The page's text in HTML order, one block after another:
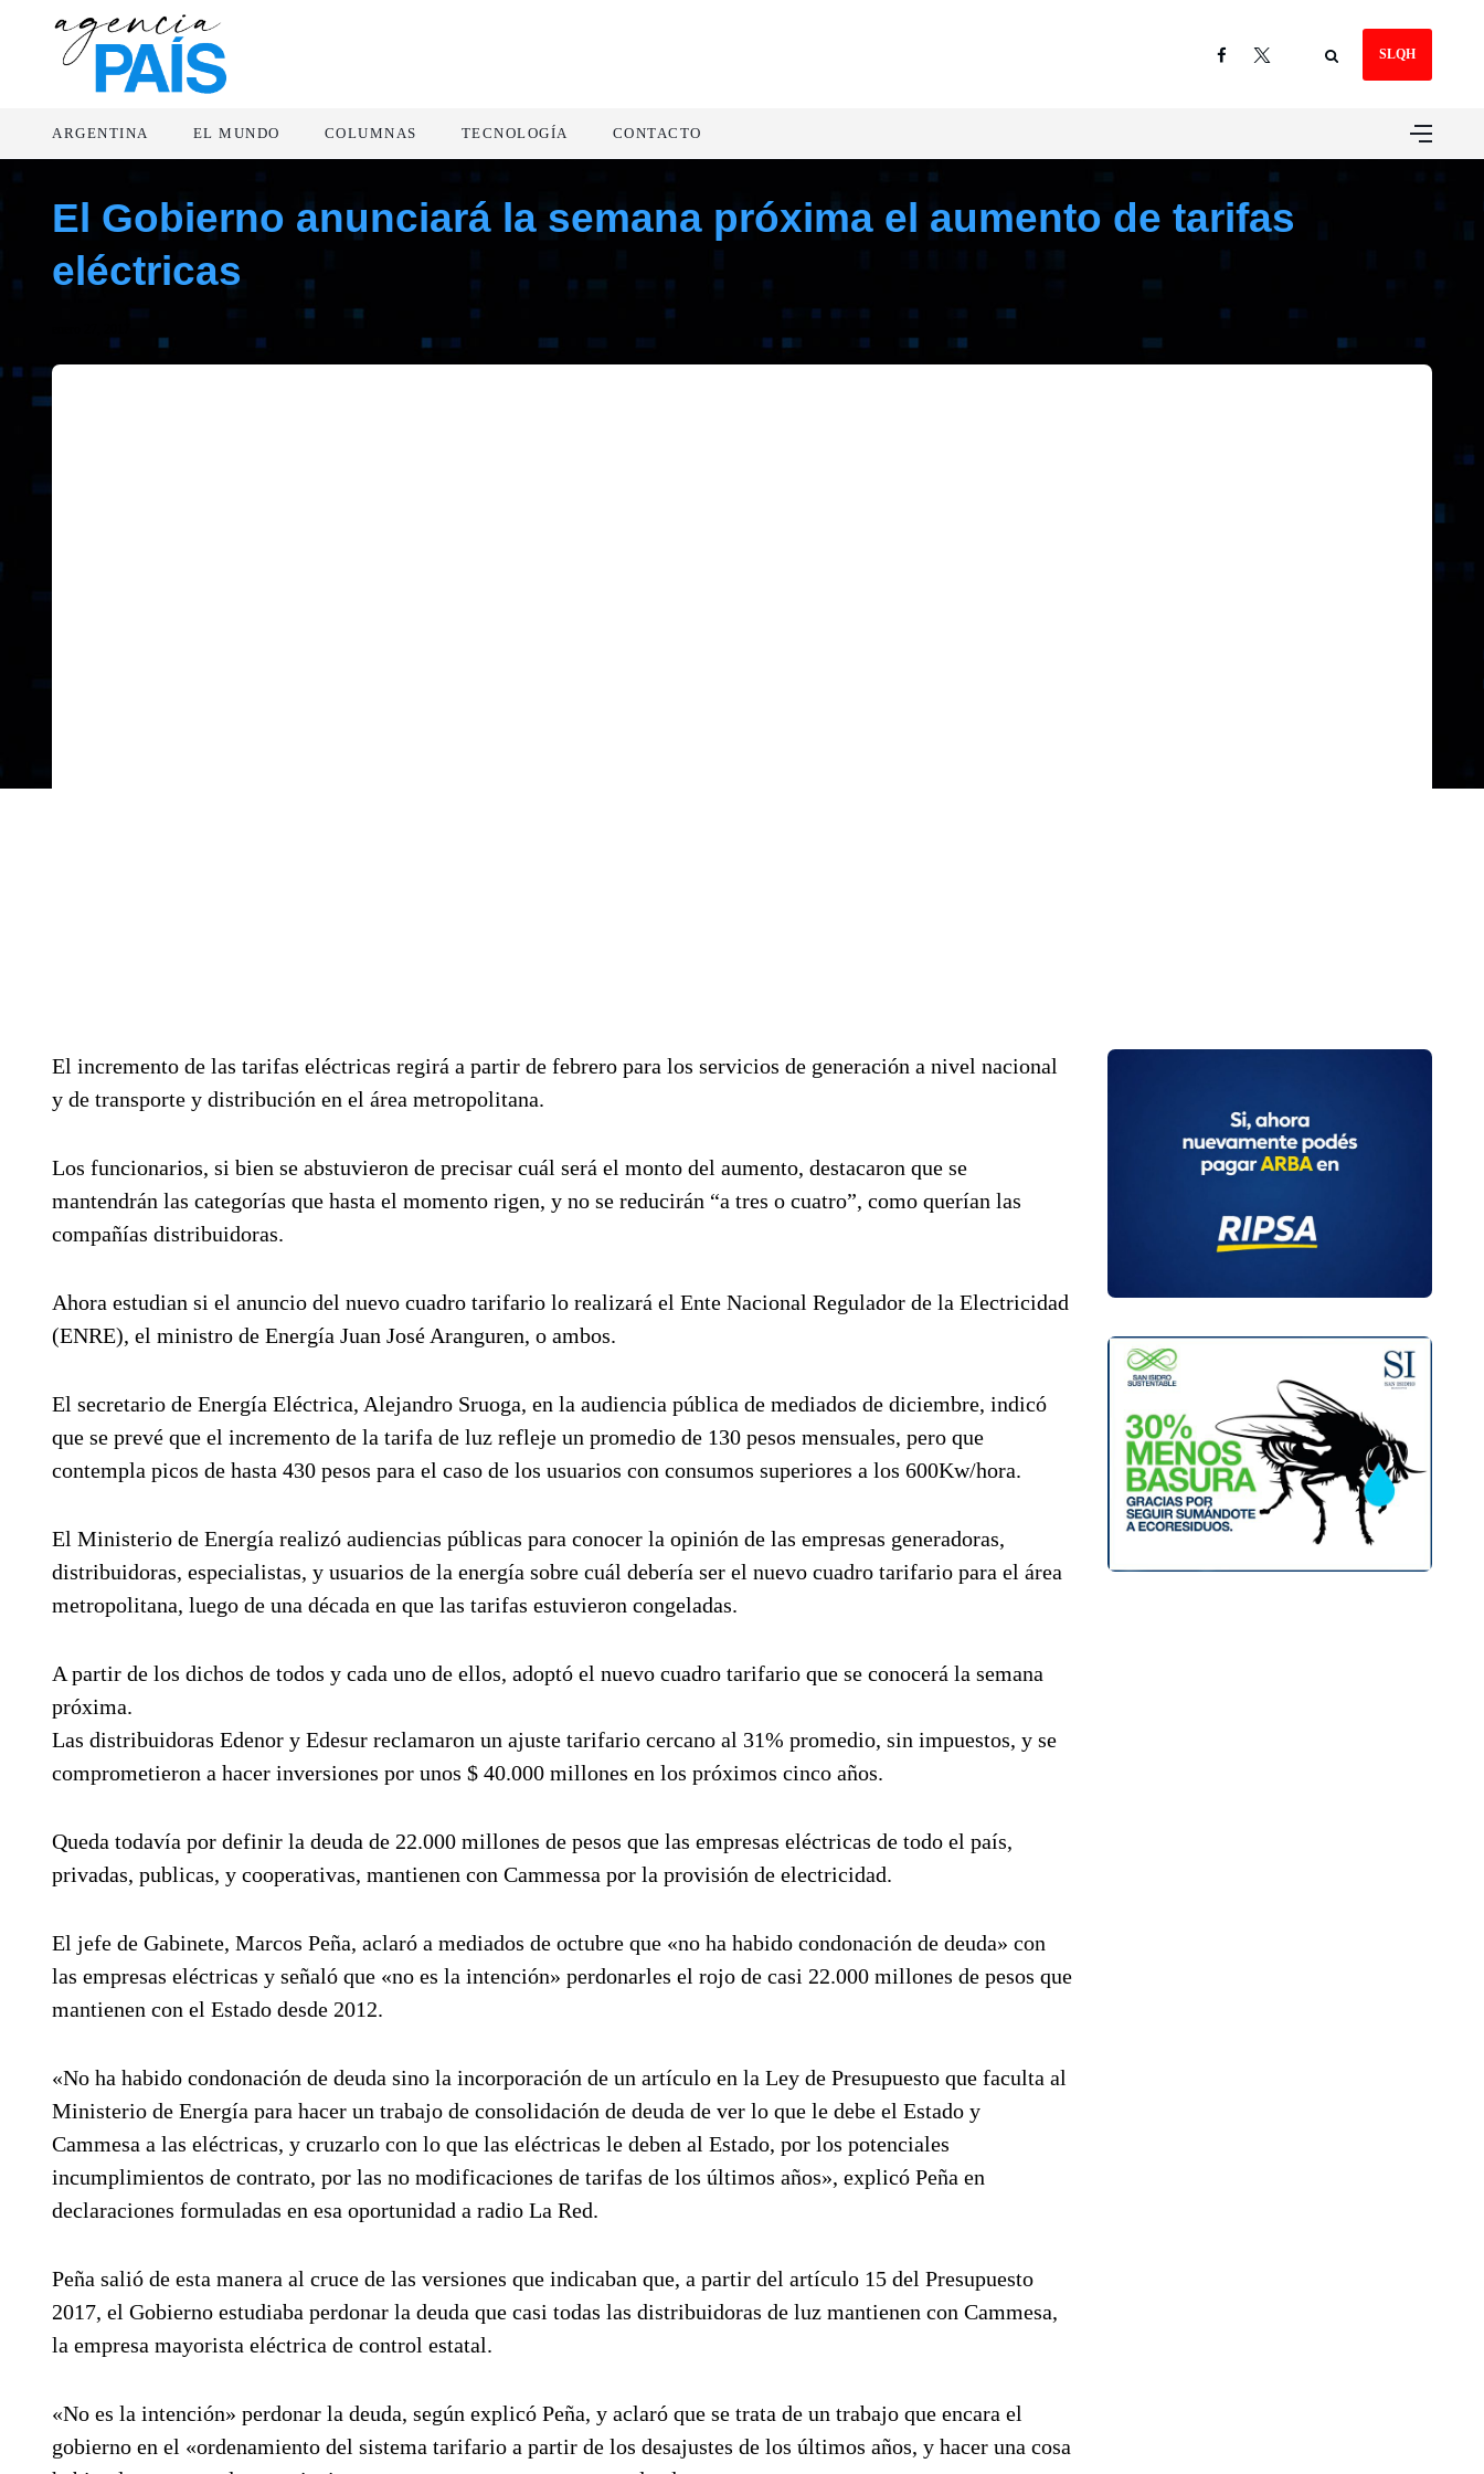
SLQH
ARGENTINA EL MUNDO COLUMNAS TECNOLOGÍA CONTACTO
El Gobierno anunciará la semana próxima el aumento de tarifas
eléctricas
El incremento de las tarifas eléctricas regirá a partir de febrero para los servicios de generación a nivel nacional
y de transporte y distribución en el área metropolitana.
Los funcionarios, si bien se abstuvieron de precisar cuál será el monto del aumento, destacaron que se
mantendrán las categorías que hasta el momento rigen, y no se reducirán “a tres o cuatro”, como querían las
compañías distribuidoras.
Ahora estudian si el anuncio del nuevo cuadro tarifario lo realizará el Ente Nacional Regulador de la Electricidad
(ENRE), el ministro de Energía Juan José Aranguren, o ambos.
El secretario de Energía Eléctrica, Alejandro Sruoga, en la audiencia pública de mediados de diciembre, indicó
que se prevé que el incremento de la tarifa de luz refleje un promedio de 130 pesos mensuales, pero que
contempla picos de hasta 430 pesos para el caso de los usuarios con consumos superiores a los 600Kw/hora.
El Ministerio de Energía realizó audiencias públicas para conocer la opinión de las empresas generadoras,
distribuidoras, especialistas, y usuarios de la energía sobre cuál debería ser el nuevo cuadro tarifario para el área
metropolitana, luego de una década en que las tarifas estuvieron congeladas.
A partir de los dichos de todos y cada uno de ellos, adoptó el nuevo cuadro tarifario que se conocerá la semana
próxima.
Las distribuidoras Edenor y Edesur reclamaron un ajuste tarifario cercano al 31% promedio, sin impuestos, y se
comprometieron a hacer inversiones por unos $ 40.000 millones en los próximos cinco años.
Queda todavía por definir la deuda de 22.000 millones de pesos que las empresas eléctricas de todo el país,
privadas, publicas, y cooperativas, mantienen con Cammessa por la provisión de electricidad.
El jefe de Gabinete, Marcos Peña, aclaró a mediados de octubre que «no ha habido condonación de deuda» con
las empresas eléctricas y señaló que «no es la intención» perdonarles el rojo de casi 22.000 millones de pesos que
mantienen con el Estado desde 2012.
«No ha habido condonación de deuda sino la incorporación de un artículo en la Ley de Presupuesto que faculta al
Ministerio de Energía para hacer un trabajo de consolidación de deuda de ver lo que le debe el Estado y
Cammesa a las eléctricas, y cruzarlo con lo que las eléctricas le deben al Estado, por los potenciales
incumplimientos de contrato, por las no modificaciones de tarifas de los últimos años», explicó Peña en
declaraciones formuladas en esa oportunidad a radio La Red.
Peña salió de esta manera al cruce de las versiones que indicaban que, a partir del artículo 15 del Presupuesto
2017, el Gobierno estudiaba perdonar la deuda que casi todas las distribuidoras de luz mantienen con Cammesa,
la empresa mayorista eléctrica de control estatal.
«No es la intención» perdonar la deuda, según explicó Peña, y aclaró que se trata de un trabajo que encara el
gobierno en el «ordenamiento del sistema tarifario a partir de los desajustes de los últimos años, y hacer una cosa